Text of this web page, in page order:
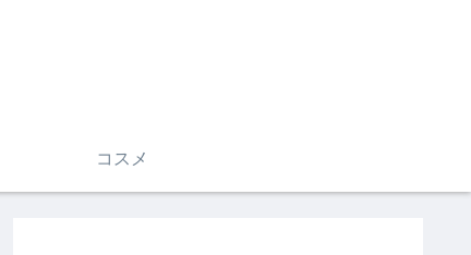
コスメ